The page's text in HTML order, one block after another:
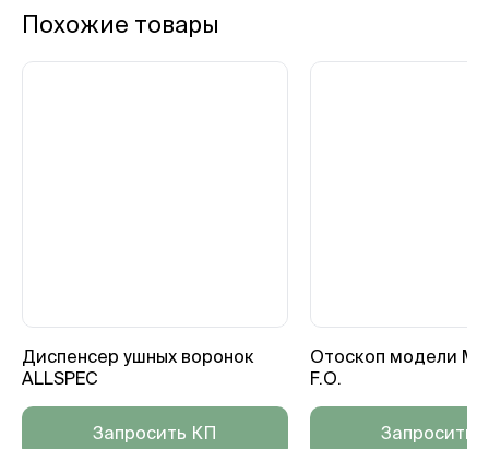
Похожие товары
Диспенсер ушных воронок
ALLSPEC
Запросить КП
Отоскоп модели
F.O.
Запросить